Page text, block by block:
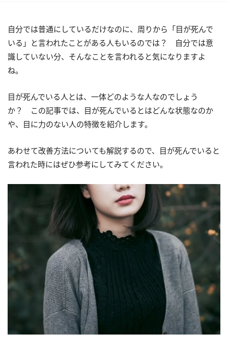
自分では普通にしているだけなのに、周りから「目が死んで
いる」と言われたことがある人もいるのでは？ 自分では意
識していない分、そんなことを言われると気になりますよ
ね。
目が死んでいる人とは、一体どのような人なのでしょう
か？ この記事では、目が死んでいるとはどんな状態なのか
や、目に力のない人の特徴を紹介します。
あわせて改善方法についても解説するので、目が死んでいると
言われた時にはぜひ参考にしてみてください。